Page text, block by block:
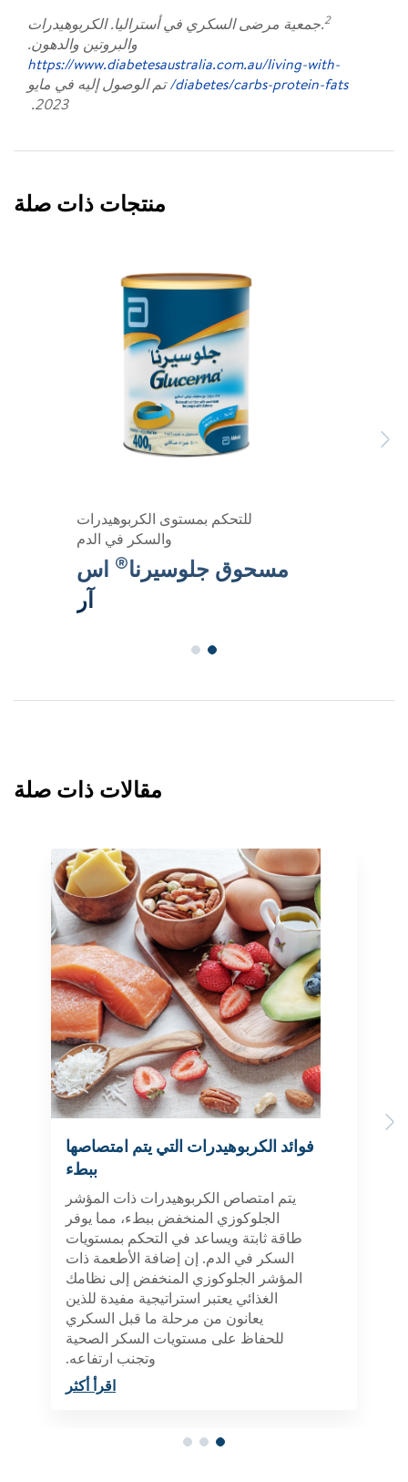
2.جمعية مرضى السكري في أستراليا. الكربوهيدرات
والبروتين والدهون.
https://www.diabetesaustralia.com.au/living-with-
diabetes/carbs-protein-fats/ تم الوصول إليه في مايو
2023.
منتجات ذات صلة
Previous
للتحكم بمستوى الكربوهيدرات
والسكر في الدم
مسحوق جلوسيرنا® اس
آر
مقالات ذات صلة
Previous
فوائد الكربوهيدرات التي يتم امتصاصها
ببطء
يتم امتصاص الكربوهيدرات ذات المؤشر
الجلوكوزي المنخفض ببطء، مما يوفر
طاقة ثابتة ويساعد في التحكم بمستويات
السكر في الدم. إن إضافة الأطعمة ذات
المؤشر الجلوكوزي المنخفض إلى نظامك
الغذائي يعتبر استراتيجية مفيدة للذين
يعانون من مرحلة ما قبل السكري
للحفاظ على مستويات السكر الصحية
وتجنب ارتفاعه.
اقرأ أكثر